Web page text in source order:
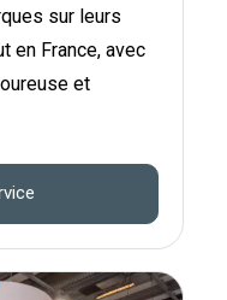
sur leurs
en France, avec
et